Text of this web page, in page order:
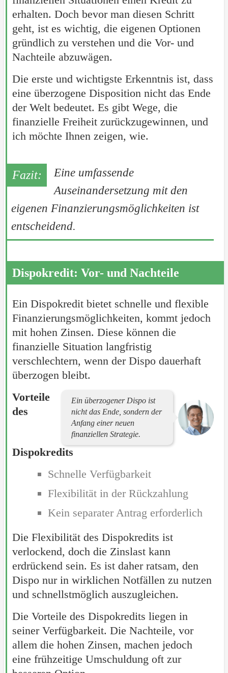
erhalten. Doch bevor man diesen Schritt
geht, ist es wichtig, die eigenen Optionen
gründlich zu verstehen und die Vor- und
Nachteile abzuwägen.
Die erste und wichtigste Erkenntnis ist, dass
eine überzogene Disposition nicht das Ende
der Welt bedeutet. Es gibt Wege, die
finanzielle Freiheit zurückzugewinnen, und
ich möchte Ihnen zeigen, wie.
Eine umfassende
Auseinandersetzung mit den
eigenen Finanzierungsmöglichkeiten ist
entscheidend.
Dispokredit: Vor- und Nachteile
Ein Dispokredit bietet schnelle und flexible
Finanzierungsmöglichkeiten, kommt jedoch
mit hohen Zinsen. Diese können die
finanzielle Situation langfristig
verschlechtern, wenn der Dispo dauerhaft
überzogen bleibt.
Ein überzogener Dispo ist
nicht das Ende, sondern der
Anfang einer neuen
finanziellen Strategie.
Vorteile
des
Dispokredits
Schnelle Verfügbarkeit
Flexibilität in der Rückzahlung
Kein separater Antrag erforderlich
Die Flexibilität des Dispokredits ist
verlockend, doch die Zinslast kann
erdrückend sein. Es ist daher ratsam, den
Dispo nur in wirklichen Notfällen zu nutzen
und schnellstmöglich auszugleichen.
Die Vorteile des Dispokredits liegen in
seiner Verfügbarkeit. Die Nachteile, vor
allem die hohen Zinsen, machen jedoch
eine frühzeitige Umschuldung oft zur